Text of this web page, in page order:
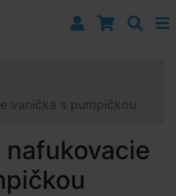
vanička s pumpičkou
nafukovacie